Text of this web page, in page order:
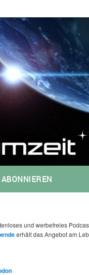
und werbefreies
erhält das Angebot am